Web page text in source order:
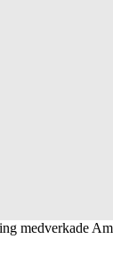
medverkade